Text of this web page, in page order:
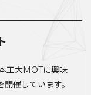
工大MOTに興味
催しています。